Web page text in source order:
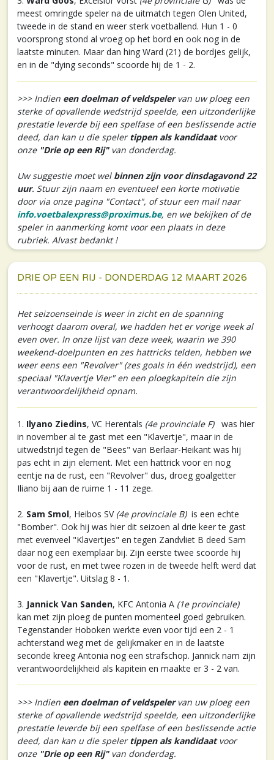
meest omringde speler na de uitmatch tegen Olen United,
tweede in de stand en weer sterk voetballend. Hun 1 - 0
voorsprong stond al vroeg op het bord en ook nog in de
laatste minuten. Maar dan hing Ward (21) de bordjes gelijk,
en in de "dying seconds" scoorde hij de 1 - 2.
>>> Indien een doelman of veldspelervan uw ploeg een
sterke of opvallende wedstrijd speelde, een uitzonderlijke
prestatie leverde bij een spelfase of een beslissende actie
deed, dan kan u die spelertippen als kandidaatvoor
onze "Drie op een Rij"van donderdag.
Uw suggestie moet wel binnen zijn voor dinsdagavond 22
uur. Stuur zijn naam en eventueel een korte motivatie
door via onze pagina "Contact", of stuur een mail naar
info.voetbalexpress@proximus.be, en we bekijken of de
speler in aanmerking komt voor een plaats in deze
rubriek. Alvast bedankt !
DRIE OP EEN RIJ - DONDERDAG 12 MAART 2026
Het seizoenseinde is weer in zicht en de spanning
verhoogt daarom overal, we hadden het er vorige week al
even over. In onze lijst van deze week, waarin we 390
weekend-doelpunten en zes hattricks telden, hebben we
weer eens een "Revolver" (zes goals in één wedstrijd), een
speciaal "Klavertje Vier" en een ploegkapitein die zijn
verantwoordelijkheid opnam.
1. Ilyano Ziedins, VC Herentals (4e provinciale F)was hier
in november al te gast met een "Klavertje", maar in de
uitwedstrijd tegen de "Bees" van Berlaar-Heikant was hij
pas echt in zijn element. Met een hattrick voor en nog
eentje na de rust, een "Revolver" dus, droeg goalgetter
Iliano bij aan de ruime 1 - 11 zege.
2. Sam Smol, Heibos SV (4e provinciale B)is een echte
"Bomber". Ook hij was hier dit seizoen al drie keer te gast
met evenveel "Klavertjes" en tegen Zandvliet B deed Sam
daar nog een exemplaar bij. Zijn eerste twee scoorde hij
voor de rust, en met twee rozen in de tweede helft werd dat
een "Klavertje". Uitslag 8 - 1.
3. Jannick Van Sanden, KFC Antonia A (1e provinciale)
kan met zijn ploeg de punten momenteel goed gebruiken.
Tegenstander Hoboken werkte even voor tijd een 2 - 1
achterstand weg met de gelijkmaker en in de laatste
seconde kreeg Antonia nog een strafschop. Jannick nam zijn
verantwoordelijkheid als kapitein en maakte er 3 - 2 van.
>>> Indien een doelman of veldspelervan uw ploeg een
sterke of opvallende wedstrijd speelde, een uitzonderlijke
prestatie leverde bij een spelfase of een beslissende actie
deed, dan kan u die spelertippen als kandidaatvoor
onze "Drie op een Rij"van donderdag.